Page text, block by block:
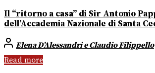
Il “ritorno a casa” di Sir Antonio
dell’Accademia Nazionale di Santa
Elena D’Alessandri e Claudio Filippello
Read more